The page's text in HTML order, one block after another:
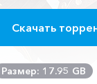
Скачать
Размер: 17.95 GB